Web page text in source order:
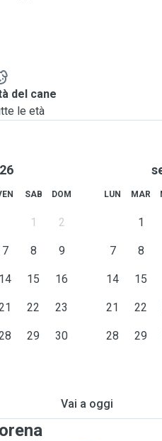
del cane
le età
SAB DOM
1 2
7 8 9
14 15 16
22 23
29 30
LUN MAR
1
7 8
14 15
21 22
28 29
Vai a oggi